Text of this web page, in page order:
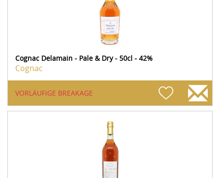
Cognac Delamain - Pale & Dry - 50cl - 42%
Cognac
VORLÄUFIGE BREAKAGE